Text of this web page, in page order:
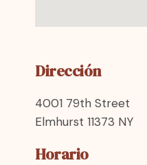
Dirección
4001 79th Street
Elmhurst 11373 NY
Horario